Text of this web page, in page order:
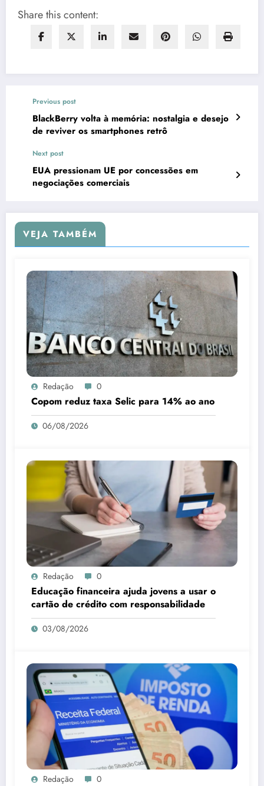
Share this content:
Previous post
BlackBerry volta à memória: nostalgia e desejo
de reviver os smartphones retrô
Next post
EUA pressionam UE por concessões em
negociações comerciais
VEJA TAMBÉM
Redação 0
Copom reduz taxa Selic para 14% ao ano
06/08/2026
Redação 0
Educação financeira ajuda jovens a usar o
cartão de crédito com responsabilidade
03/08/2026
Redação 0